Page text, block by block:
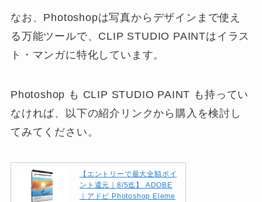
なお、Photoshopは写真からデザインまで使え
る万能ツールで、CLIP STUDIO PAINTはイラス
ト・マンガに特化しています。
Photoshop も CLIP STUDIO PAINT も持ってい
なければ、以下の紹介リンクから購入を検討し
てみてください。
【エントリーで最大全額ポイ
ント還元｜8/5迄】 ADOBE
｜アドビ Photoshop Eleme